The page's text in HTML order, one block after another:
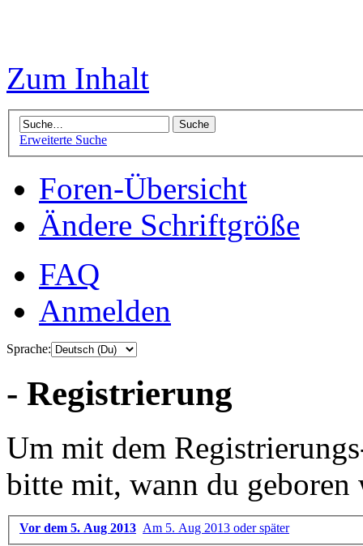
Zum Inhalt
Erweiterte Suche
Foren-Übersicht
Ändere Schriftgröße
FAQ
Anmelden
Sprache:
- Registrierung
Um mit dem
bitte mit, wann du geboren
Vor dem 5. Aug 2013 Am 5. Aug 2013 oder später